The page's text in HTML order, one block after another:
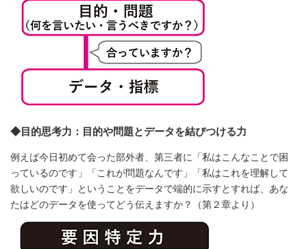
◆目的思考力：目的や問題とデータを結びつける力
例えば今日初めて会った部外者、第三者に「私はこんなことで困
っているのです」「これが問題なんです」「私はこれを理解して
欲しいのです」ということをデータで端的に示すとすれば、あな
たはどのデータを使ってどう伝えますか？（第２章より）